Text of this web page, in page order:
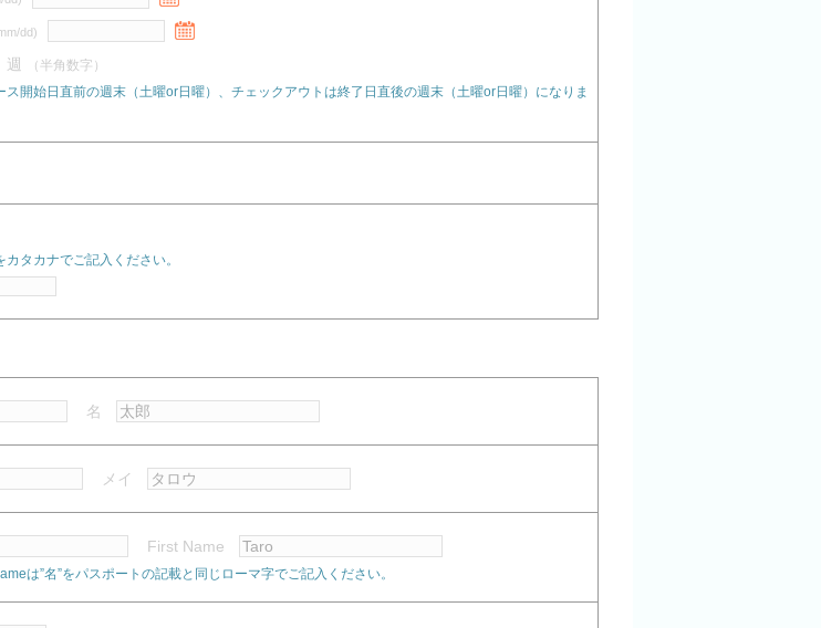
dd)
週
（半角数字）
開始日直前の週末（土曜or日曜）、チェックアウトは終了日直後の週末（土曜or日曜）になりま
タカナでご記入ください。
名
メイ
First Name
は”名”をパスポートの記載と同じローマ字でご記入ください。